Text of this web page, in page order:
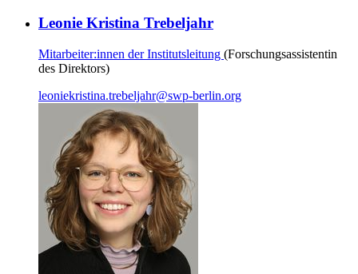
Leonie Kristina Trebeljahr
Mitarbeiter:innen der Institutsleitung (Forschungsassistentin
des Direktors)
leoniekristina.trebeljahr@swp-berlin.org